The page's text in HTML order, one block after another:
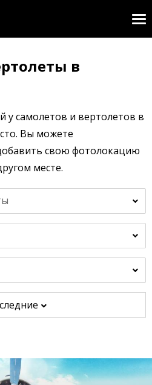
в
у самолетов и вертолетов в
Вы можете
свою фотолокацию
месте.